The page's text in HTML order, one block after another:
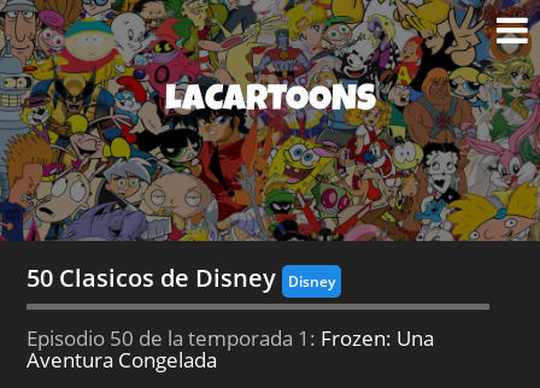
LACARTOONS
50 Clasicos de Disney Disney
Episodio 50 de la temporada 1: Frozen: Una
Aventura Congelada